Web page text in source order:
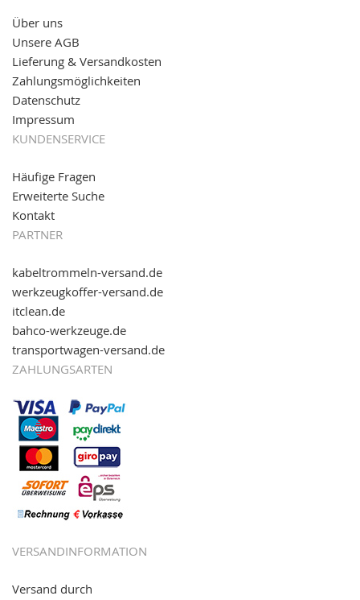
11.08.2016: Gerade entsteht unser "neuer"
Partnershop
Online-Shop für einfaches Transportieren. Einfach
reinschauen...
Über uns
Unsere AGB
Lieferung & Versandkosten
Zahlungsmöglichkeiten
Datenschutz
Impressum
KUNDENSERVICE
Häufige Fragen
Erweiterte Suche
Kontakt
PARTNER
kabeltrommeln-versand.de
werkzeugkoffer-versand.de
itclean.de
bahco-werkzeuge.de
transportwagen-versand.de
ZAHLUNGSARTEN
VERSANDINFORMATION
Versand durch